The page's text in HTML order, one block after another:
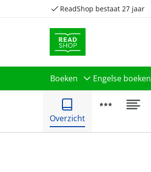
ReadShop bestaat 27 jaar
Boeken Engelse boeken
Overzicht